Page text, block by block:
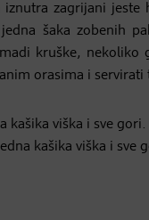
zagrijani
šaka zobenih
kruške,
orasima i servirati
kašika viška i sve